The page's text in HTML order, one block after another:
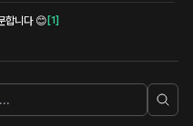
합니다 😊 [1]